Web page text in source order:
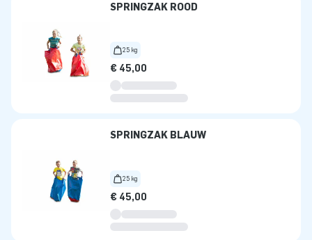
SPRINGZAK ROOD
25 kg
€ 45,00
SPRINGZAK BLAUW
25 kg
€ 45,00